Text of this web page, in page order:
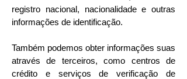
registro nacional, nacionalidade e outras
informações de identificação.
Também podemos obter informações suas
através de terceiros, como centros de
crédito e serviços de verificação de